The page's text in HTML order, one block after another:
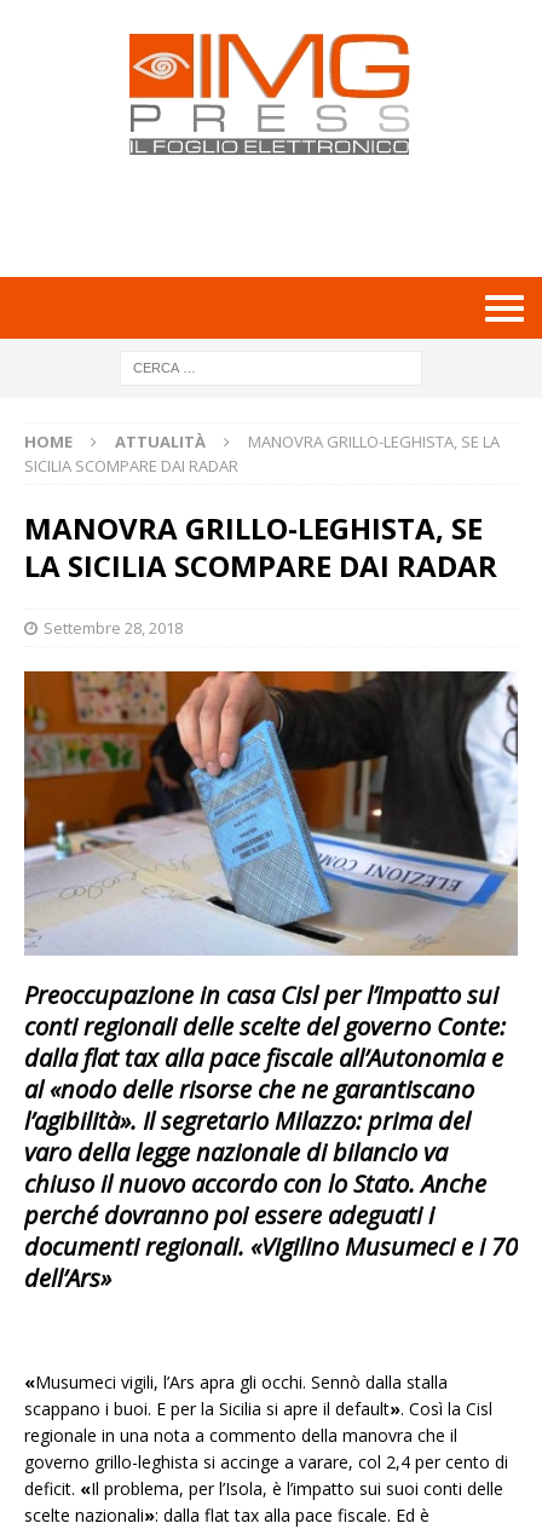
HOME ATTUALITÀ
MANOVRA GRILLO-LEGHISTA, SE LA
SICILIA SCOMPARE DAI RADAR
MANOVRA GRILLO-LEGHISTA, SE
LA SICILIA SCOMPARE DAI RADAR
Settembre 28, 2018
Preoccupazione in casa Cisl per l’impatto sui
conti regionali delle scelte del governo Conte:
dalla flat tax alla pace fiscale all’Autonomia e
al «nodo delle risorse che ne garantiscano
l’agibilità». Il segretario Milazzo: prima del
varo della legge nazionale di bilancio va
chiuso il nuovo accordo con lo Stato. Anche
perché dovranno poi essere adeguati i
documenti regionali. «Vigilino Musumeci e i 70
dell’Ars»
«Musumeci vigili, l’Ars apra gli occhi. Sennò dalla stalla
scappano i buoi. E per la Sicilia si apre il default». Così la Cisl
regionale in una nota a commento della manovra che il
governo grillo-leghista si accinge a varare, col 2,4 per cento di
deficit. «Il problema, per l’Isola, è l’impatto sui suoi conti delle
scelte nazionali»: dalla flat tax alla pace fiscale. Ed è